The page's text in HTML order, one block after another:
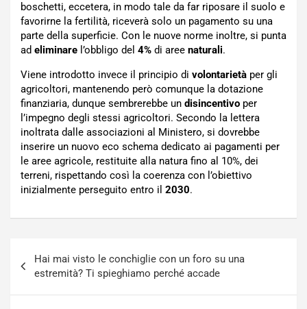
boschetti, eccetera, in modo tale da far riposare il suolo e
favorirne la fertilità, riceverà solo un pagamento su una
parte della superficie. Con le nuove norme inoltre, si punta
ad eliminare l’obbligo del 4% di aree naturali.
Viene introdotto invece il principio di volontarietà per gli
agricoltori, mantenendo però comunque la dotazione
finanziaria, dunque sembrerebbe un disincentivo per
l’impegno degli stessi agricoltori. Secondo la lettera
inoltrata dalle associazioni al Ministero, si dovrebbe
inserire un nuovo eco schema dedicato ai pagamenti per
le aree agricole, restituite alla natura fino al 10%, dei
terreni, rispettando così la coerenza con l’obiettivo
inizialmente perseguito entro il 2030.
articoli
Hai mai visto le conchiglie con un foro su una
estremità? Ti spieghiamo perché accade